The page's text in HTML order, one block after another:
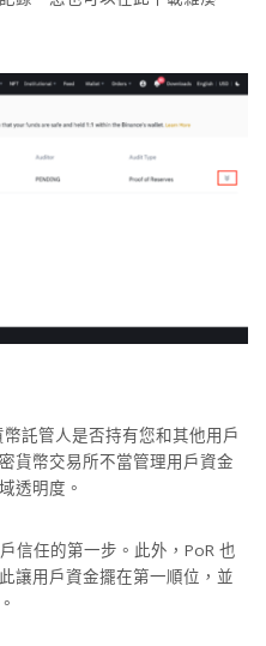
託管人是否持有您和其他用戶
貨幣交易所不當管理用戶資金
透明度。
信任的第一步。此外，PoR 也
讓用戶資金擺在第一順位，並